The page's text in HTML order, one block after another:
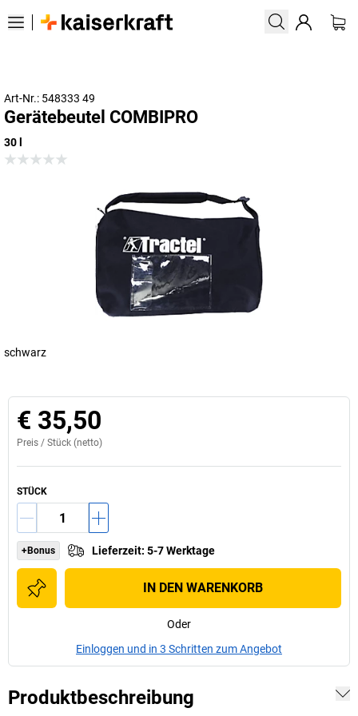
Art-Nr.: 548333 49
Gerätebeutel COMBIPRO
30 l
schwarz
€ 35,50
Preis / Stück (netto)
STÜCK
+Bonus Lieferzeit: 5-7 Werktage
IN DEN WARENKORB
Oder
Einloggen und in 3 Schritten zum Angebot
Produktbeschreibung